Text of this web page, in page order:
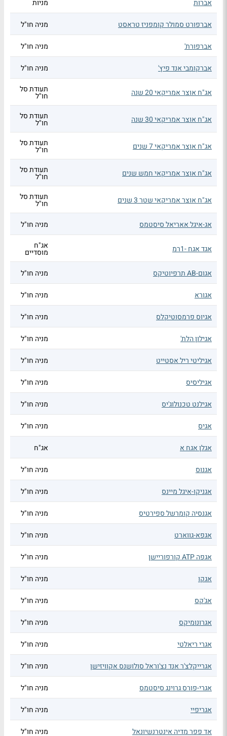
אברות מניות
אברפורט סמולר קומפניז טראסט מניה חו"ל
אברפורת' מניה חו"ל
אברקומבי אנד פיץ' מניה חו"ל
אג"ח אוצר אמריקאי 20 שנה תעודת סל
חו"ל
אג"ח אוצר אמריקאי 30 שנה תעודת סל
חו"ל
אג"ח אוצר אמריקאי 7 שנים תעודת סל
חו"ל
אג"ח אוצר אמריקאי חמש שנים תעודת סל
חו"ל
אג"ח אוצר אמריקאי שטר 3 שנים תעודת סל
חו"ל
אג-איגל אאריאל סיסטמס
מניה חו"ל
אגד אגח -1רמ אג"ח
מוסדיים
אגום-AB תרפיוטיקס
מניה חו"ל
אגורא מניה חו"ל
אגיוס פרמסוטיקלס מניה חו"ל
אגילון הלת' מניה חו"ל
אגיליטי ריל אסטייט מניה חו"ל
אגיליסיס מניה חו"ל
אגילנט טכנולוג'יס מניה חו"ל
אגיס מניה חו"ל
אגלן אגח א אג"ח
אגנוס מניה חו"ל
אגניקו-איגל מיינס מניה חו"ל
אגנסיה קומרשל ספירטיס מניה חו"ל
אגפא-גווארט מניה חו"ל
אגפה ATP קורפוריישן מניה חו"ל
אגקו מניה חו"ל
אג'קס מניה חו"ל
אגרונומיקס מניה חו"ל
אגרי ריאלטי מניה חו"ל
אגרייקלצ'ר אנד נצ'וראל סולושנס אקוויזישן מניה חו"ל
אגרי-פורס גרוינג סיסטמס מניה חו"ל
אגריפיי מניה חו"ל
אד פפר מדיה אינטרנשיונאל מניה חו"ל